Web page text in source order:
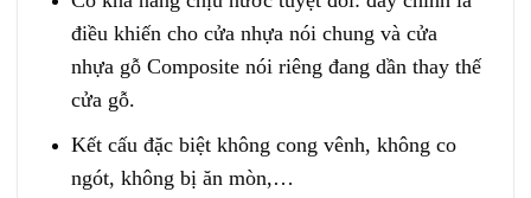
điều khiến cho cửa nhựa nói chung và cửa
nhựa gỗ Composite nói riêng đang dần thay thế
cửa gỗ.
Kết cấu đặc biệt không cong vênh, không co
ngót, không bị ăn mòn,…